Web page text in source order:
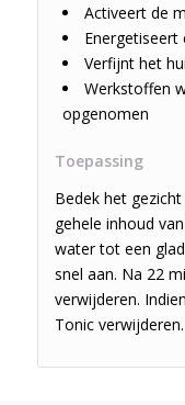
Activeert de
Energetiseert
Verfijnt het
Werkstoffen
opgenomen
Toepassing
Bedek het
gehele inhoud
water tot een
snel aan. Na 22
verwijderen.
Tonic verwijderen.